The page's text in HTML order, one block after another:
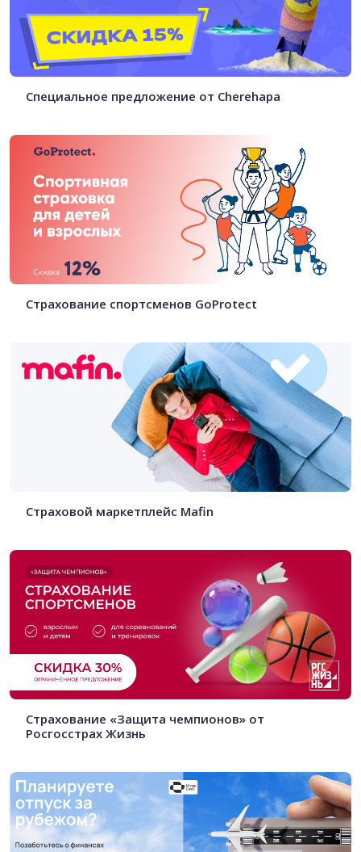
Специальное предложение от Cherehapa
Страхование спортсменов GoProtect
Страховой маркетплейс Mafin
Страхование «Защита чемпионов» от
Росгосстрах Жизнь